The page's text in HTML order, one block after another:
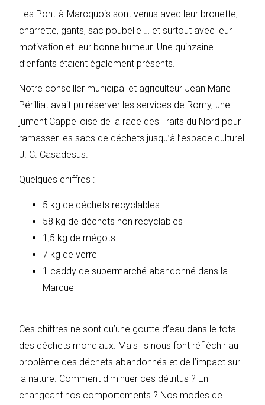
Les Pont-à-Marcquois sont venus avec leur brouette,
charrette, gants, sac poubelle … et surtout avec leur
motivation et leur bonne humeur. Une quinzaine
d’enfants étaient également présents.
Notre conseiller municipal et agriculteur Jean Marie
Périlliat avait pu réserver les services de Romy, une
jument Cappelloise de la race des Traits du Nord pour
ramasser les sacs de déchets jusqu’à l’espace culturel
J. C. Casadesus.
Quelques chiffres :
5 kg de déchets recyclables
58 kg de déchets non recyclables
1,5 kg de mégots
7 kg de verre
1 caddy de supermarché abandonné dans la
Marque
Ces chiffres ne sont qu’une goutte d’eau dans le total
des déchets mondiaux. Mais ils nous font réfléchir au
problème des déchets abandonnés et de l’impact sur
la nature. Comment diminuer ces détritus ? En
changeant nos comportements ? Nos modes de